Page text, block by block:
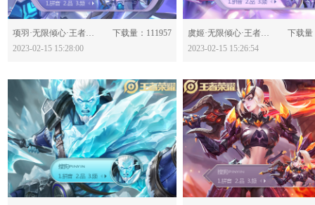
分享：
项羽·无限倾心·王者荣耀-630778
下载量：111957
2023-02-15 15:28:00
分享：
虞姬·无限倾心·王者荣耀-630776
下载量
2023-02-15 15:26:54